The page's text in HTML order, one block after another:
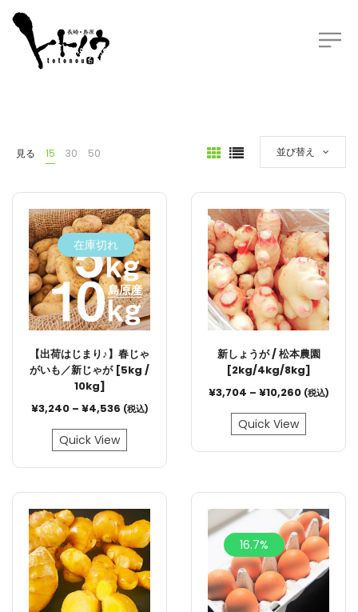
見る 15 30 50 並び替え
在庫切れ
【出荷はじまり♪】春じゃ
がいも／新じゃが [5kg /
10kg]
¥3,240 – ¥4,536 (税込)
Quick View
新しょうが / 松本農園
[2kg/4kg/8kg]
¥3,704 – ¥10,260 (税込)
Quick View
16.7%